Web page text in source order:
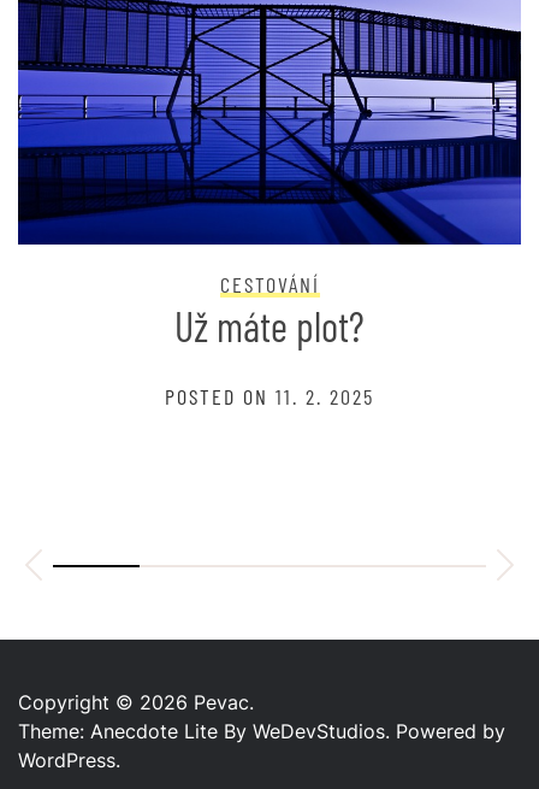
máte plot?
11. 2. 2025
Copyright © 2026 Pevac.
Theme: Anecdote Lite By WeDevStudios. Powered by
WordPress.